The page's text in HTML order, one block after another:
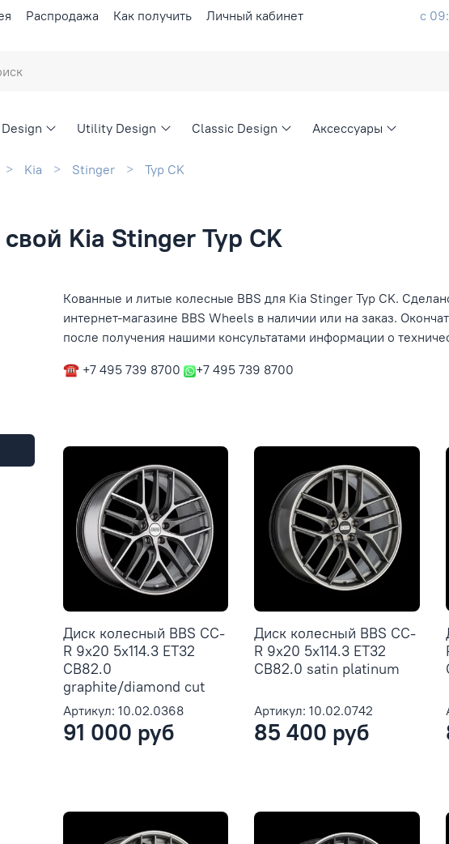
Распродажа Как получить Личный кабинет с
Utility Design Classic Design Аксессуары
Kia Stinger Typ CK
Kia Stinger Typ CK
Кованные и литые колесные BBS для Kia Stinger Typ CK.
интернет-магазине BBS Wheels в наличии или на заказ.
после получения нашими консультатами информации о
☎ +7 495 739 8700
+7 495 739 8700
Диск колесный BBS CC-
R 9x20 5x114.3 ET32
CB82.0
graphite/diamond cut
Артикул: 10.02.0368
91 000 руб
Диск колесный BBS CC-
R 9x20 5x114.3 ET32
CB82.0 satin platinum
Артикул: 10.02.0742
85 400 руб